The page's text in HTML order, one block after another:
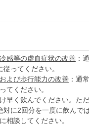
感等の虚血症状の改善 ：
ってください。
よび歩行能力の改善 ：通
てください。
早く飲んでください。た
に2回分を一度に飲んで
相談してください。